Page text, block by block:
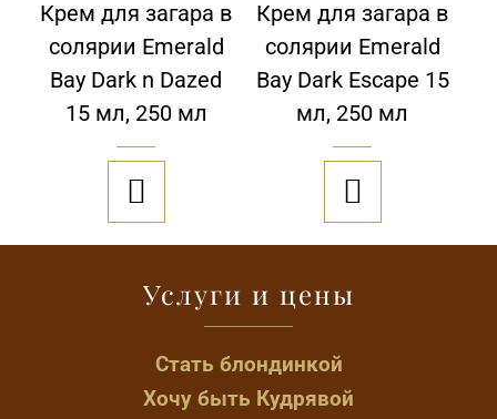
Крем для загара в
солярии Emerald
Bay Dark n Dazed
15 мл, 250 мл

Крем для загара в
солярии Emerald
Bay Dark Escape 15
мл, 250 мл

Услуги и цены
Стать блондинкой
Хочу быть Кудрявой